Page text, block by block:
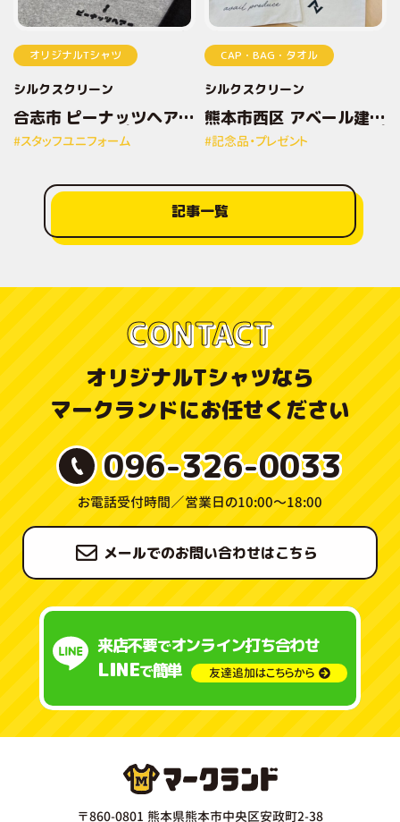
オリジナルTシャツ
シルクスクリーン
合志市 ピーナッツヘアー
様 オリジナルプリントT
シャツ
#スタッフユニフォーム
CAP・BAG・タオル
シルクスクリーン
熊本市西区 アベール建設
株式会社様 オリジナルプ
リントトートバッグ
#記念品・プレゼント
記事一覧
CONTACT
オリジナルTシャツなら
マークランドにお任せください
096-326-0033
お電話受付時間／営業日の10:00〜18:00
メールでのお問い合わせはこちら
来店不要でオンライン打ち合わせ
LINEで簡単 友達追加はこちらから
〒860-0801 熊本県熊本市中央区安政町2-38